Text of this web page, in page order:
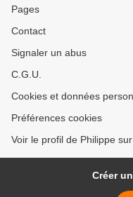
Pages
Contact
Signaler un abus
C.G.U.
Cookies et données
Préférences cookies
Voir le profil de Philippe
Créer